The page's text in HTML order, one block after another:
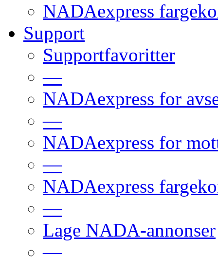
NADAexpress
Support
Supportfavoritter
—
NADAexpress for
—
NADAexpress for
—
NADAexpress
—
Lage NADA-annonser
—